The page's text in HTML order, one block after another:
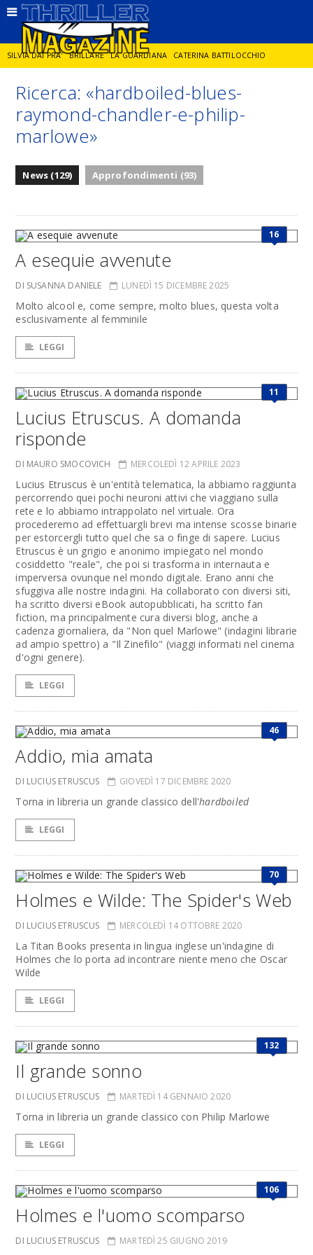
SILVIA DAI PRA' BRILLARE LA GUARDIANA CATERINA BATTILOCCHIO
JORGE DIAZ LA SPIA DELITTO IN CORNICE GIANCARLO DE CATALDO
Ricerca: «hardboiled-blues-
raymond-chandler-e-philip-
marlowe»
News (129) Approfondimenti (93)
16
A esequie avvenute
DI SUSANNA DANIELE LUNEDÌ 15 DICEMBRE 2025
Molto alcool e, come sempre, molto blues, questa volta
esclusivamente al femminile
LEGGI
11
Lucius Etruscus. A domanda
risponde
DI MAURO SMOCOVICH MERCOLEDÌ 12 APRILE 2023
Lucius Etruscus è un'entità telematica, la abbiamo raggiunta
percorrendo quei pochi neuroni attivi che viaggiano sulla
rete e lo abbiamo intrappolato nel virtuale. Ora
procederemo ad effettuargli brevi ma intense scosse binarie
per estorcergli tutto quel che sa o finge di sapere. Lucius
Etruscus è un grigio e anonimo impiegato nel mondo
cosiddetto "reale", che poi si trasforma in internauta e
imperversa ovunque nel mondo digitale. Erano anni che
sfuggiva alle nostre indagini. Ha collaborato con diversi siti,
ha scritto diversi eBook autopubblicati, ha scritto fan
fiction, ma principalmente cura diversi blog, anche a
cadenza giornaliera, da "Non quel Marlowe" (indagini librarie
ad ampio spettro) a "Il Zinefilo" (viaggi informati nel cinema
d'ogni genere).
LEGGI
46
Addio, mia amata
DI LUCIUS ETRUSCUS GIOVEDÌ 17 DICEMBRE 2020
Torna in libreria un grande classico dell'hardboiled
LEGGI
70
Holmes e Wilde: The Spider's Web
DI LUCIUS ETRUSCUS MERCOLEDÌ 14 OTTOBRE 2020
La Titan Books presenta in lingua inglese un'indagine di
Holmes che lo porta ad incontrare niente meno che Oscar
Wilde
LEGGI
132
Il grande sonno
DI LUCIUS ETRUSCUS MARTEDÌ 14 GENNAIO 2020
Torna in libreria un grande classico con Philip Marlowe
LEGGI
106
Holmes e l'uomo scomparso
DI LUCIUS ETRUSCUS MARTEDÌ 25 GIUGNO 2019